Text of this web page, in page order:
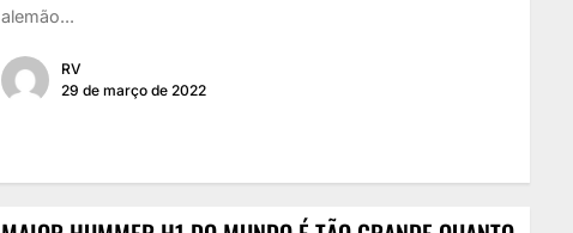
alemão...
RV
29 de março de 2022